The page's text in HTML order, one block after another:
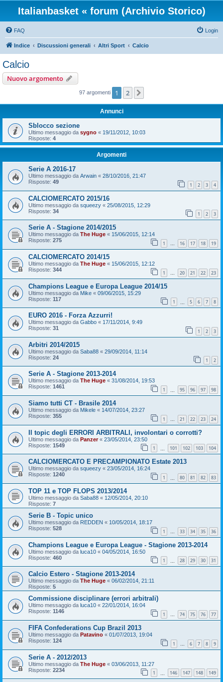
Italianbasket « forum (Archivio Storico)
FAQ Login
Indice Discussioni generali Altri Sport Calcio
Calcio
Nuovo argomento
97 argomenti 1 2
Annunci
Sblocco sezione
Ultimo messaggio da sygno « 19/11/2012, 10:03
Risposte: 4
Argomenti
Serie A 2016-17
Ultimo messaggio da Arwain « 28/10/2016, 21:47
Risposte: 49 1 2 3 4
CALCIOMERCATO 2015/16
Ultimo messaggio da squeezy « 25/08/2015, 12:29
Risposte: 34 1 2 3
Serie A - Stagione 2014/2015
Ultimo messaggio da The Huge « 15/06/2015, 12:14
Risposte: 275 1 … 16 17 18 19
CALCIOMERCATO 2014/15
Ultimo messaggio da The Huge « 15/06/2015, 12:12
Risposte: 344 1 … 20 21 22 23
Champions League e Europa League 2014/15
Ultimo messaggio da Mike « 09/06/2015, 15:29
Risposte: 117 1 5 6 7 8
EURO 2016 - Forza Azzurri!
Ultimo messaggio da Gabbo « 17/11/2014, 9:49
Risposte: 31 1 2 3
Arbitri 2014/2015
Ultimo messaggio da Saba88 « 29/09/2014, 11:14
Risposte: 24 1 2
Serie A - Stagione 2013-2014
Ultimo messaggio da The Huge « 31/08/2014, 19:53
Risposte: 1461 1 95 96 97 98
Siamo tutti CT - Brasile 2014
Ultimo messaggio da Mikele « 14/07/2014, 23:27
Risposte: 355 1 … 21 22 23 24
Il topic degli ERRORI ARBITRALI, involontari o corrotti?
Ultimo messaggio da Panzer« 23/05/2014, 23:50
Risposte: 1549 1 101 102 103 104
CALCIOMERCATO E PRECAMPIONATO Estate 2013
Ultimo messaggio da squeezy « 23/05/2014, 16:24
Risposte: 1240 1 80 81 82 83
TOP 11 e TOP FLOPS 2013/2014
Ultimo messaggio da Saba88 « 12/05/2014, 20:10
Risposte: 7
Serie B - Topic unico
Ultimo messaggio da REDDEN « 10/05/2014, 18:17
Risposte: 528 1 … 33 34 35 36
Champions League e Europa League - Stagione 2013-2014
Ultimo messaggio da luca10 « 04/05/2014, 16:50
Risposte: 460 1 28 29 30 31
Calcio Estero - Stagione 2013-2014
Ultimo messaggio da The Huge « 06/02/2014, 21:11
Risposte: 5
Commissione disciplinare (errori arbitrali)
Ultimo messaggio da luca10 « 22/01/2014, 16:04
Risposte: 1146 1 … 74 75 76 77
FIFA Confederations Cup Brazil 2013
Ultimo messaggio da Patavino « 01/07/2013, 19:04
Risposte: 124 1 … 6 7 8 9
Serie A - 2012/2013
Ultimo messaggio da The Huge « 03/06/2013, 11:27
Risposte: 2234 1 146 147 148 149